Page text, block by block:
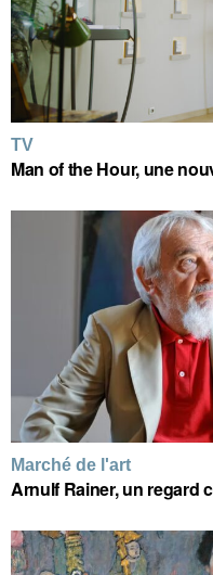
TV
Man of the Hour, une
Marché de l'art
Arnulf Rainer, un regard